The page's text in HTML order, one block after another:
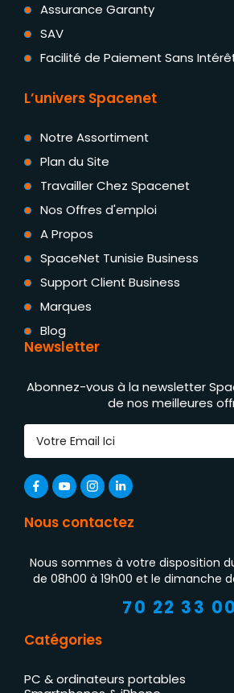
Assurance Garanty
SAV
Facilité de Paiement Sans
L’univers Spacenet
Notre Assortiment
Plan du Site
Travailler Chez Spacenet
Nos Offres d'emploi
A Propos
SpaceNet Tunisie Business
Support Client Business
Marques
Blog
Newsletter
Abonnez-vous à la newsletter
de nos meilleures
Nous contactez
Nous sommes à votre disposition
de 08h00 à 19h00 et le dimanche
70 22 33 00
Catégories
PC & ordinateurs portables